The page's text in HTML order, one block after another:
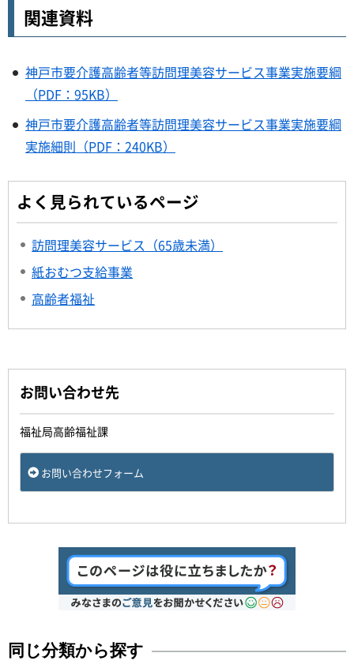
関連資料
神戸市要介護高齢者等訪問理美容サービス事業実施要綱
（PDF：95KB）
神戸市要介護高齢者等訪問理美容サービス事業実施要綱
実施細則（PDF：240KB）
よく見られているページ
訪問理美容サービス（65歳未満）
紙おむつ支給事業
高齢者福祉
お問い合わせ先
福祉局高齢福祉課
お問い合わせフォーム
同じ分類から探す